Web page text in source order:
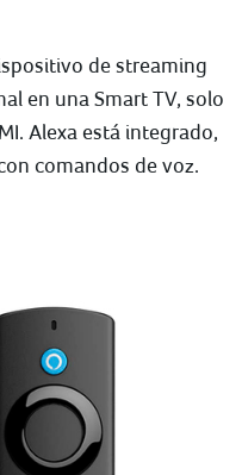
de streaming
en una Smart TV, solo
Alexa está integrado,
comandos de voz.